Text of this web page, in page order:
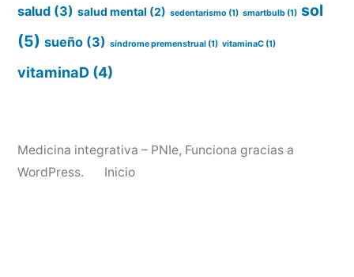
salud (3) salud mental (2) sedentarismo (1) smartbulb (1) sol
(5) sueño (3) síndrome premenstrual (1) vitaminaC (1)
vitaminaD (4)
Medicina integrativa – PNIe, Funciona gracias a
WordPress.
Inicio